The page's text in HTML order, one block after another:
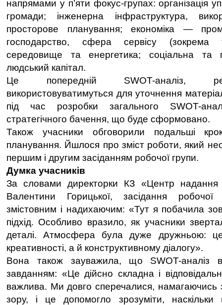
напрямами у п’яти фокус-групах: організація
громади; інженерна інфраструктура,
просторове планування; економіка —
господарство, сфера сервісу (зокрема
середовище та енергетика; соціальна та
людський капітал.
Це попередній SWOT-аналіз,
використовуватимуться для уточнення
під час розробки загального SWOT-
стратегічного бачення, що буде сформовано.
Також учасники обговорили подальші
планування. Йшлося про зміст роботи, який
першим і другим засіданням робочої групи.
Думка учасників
За словами директорки КЗ «Центр надання
Валентини Горицької, засідання
змістовним і надихаючим: «Тут я побачила
підхід. Особливо вразило, як учасники
деталі. Атмосфера була дуже дружньою:
креативності, а й конструктивному діалогу».
Вона також зауважила, що SWOT-аналіз
завданням: «Це дійсно складна і
важлива. Ми довго сперечалися, намагаючись
зору, і це допомогло зрозуміти,